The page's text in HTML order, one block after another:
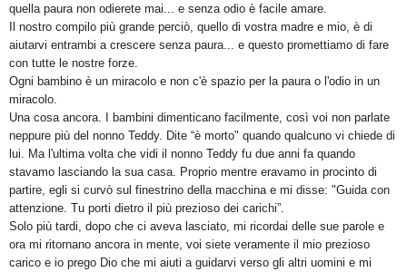
quella paura non odierete mai... e senza odio è facile amare.
Il nostro compilo più grande perciò, quello di vostra madre e mio, è di
aiutarvi entrambi a crescere senza paura... e questo promettiamo di fare
con tutte le nostre forze.
Ogni bambino è un miracolo e non c'è spazio per la paura o l'odio in un
miracolo.
Una cosa ancora. I bambini dimenticano facilmente, così voi non parlate
neppure più del nonno Teddy. Dite “è morto" quando qualcuno vi chiede di
lui. Ma l'ultima volta che vidi il nonno Teddy fu due anni fa quando
stavamo lasciando la sua casa. Proprio mentre eravamo in procinto di
partire, egli si curvò sul finestrino della macchina e mi disse: "Guida con
attenzione. Tu porti dietro il più prezioso dei carichi”.
Solo più tardi, dopo che ci aveva lasciato, mi ricordai delle sue parole e
ora mi ritornano ancora in mente, voi siete veramente il mio prezioso
carico e io prego Dio che mi aiuti a guidarvi verso gli altri uomini e mi